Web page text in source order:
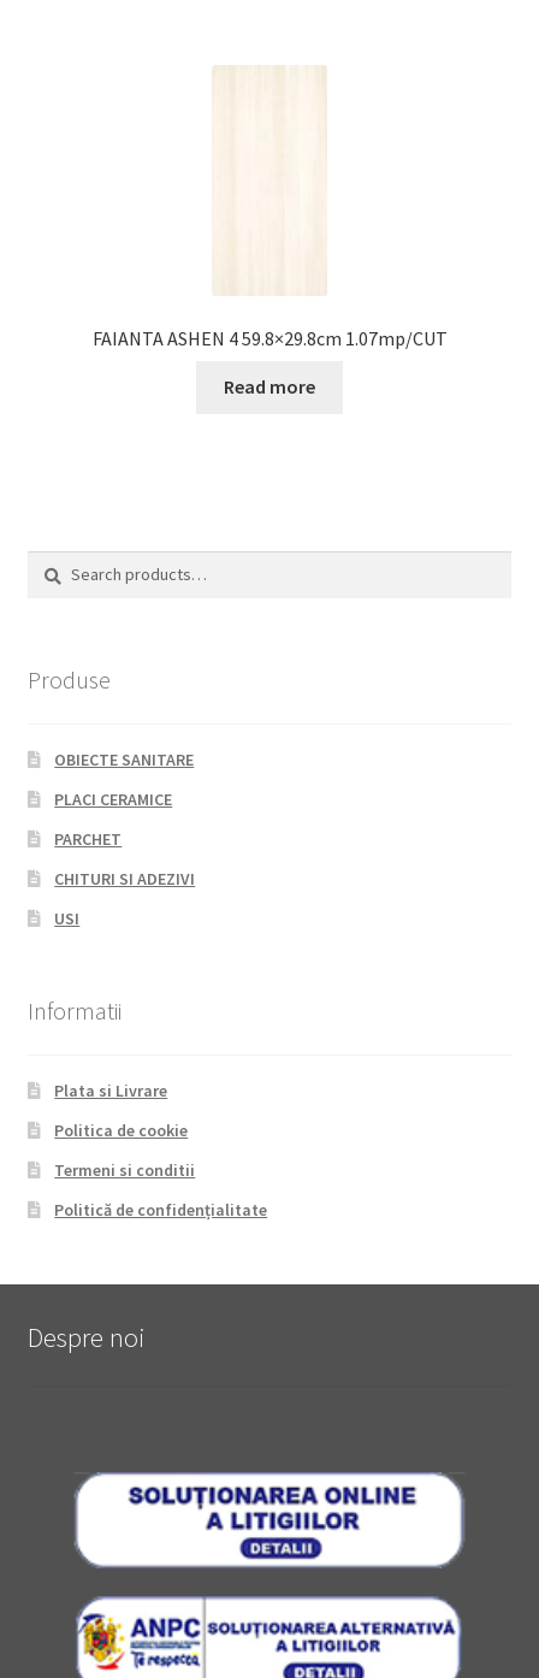
FAIANTA ASHEN 4 59.8×29.8cm 1.07mp/CUT
Read more
Search
Search
Produse
OBIECTE SANITARE
PLACI CERAMICE
PARCHET
CHITURI SI ADEZIVI
USI
Informatii
Plata si Livrare
Politica de cookie
Termeni si conditii
Politică de confidențialitate
Despre noi